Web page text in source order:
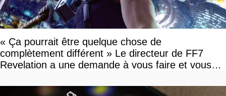
« Ça pourrait être quelque chose de
complètement différent » Le directeur de FF7
Revelation a une demande à vous faire et vous